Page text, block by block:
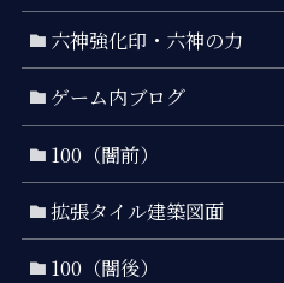
六神強化印・六神の力
ゲーム内ブログ
100（闇前）
拡張タイル建築図面
100（闇後）